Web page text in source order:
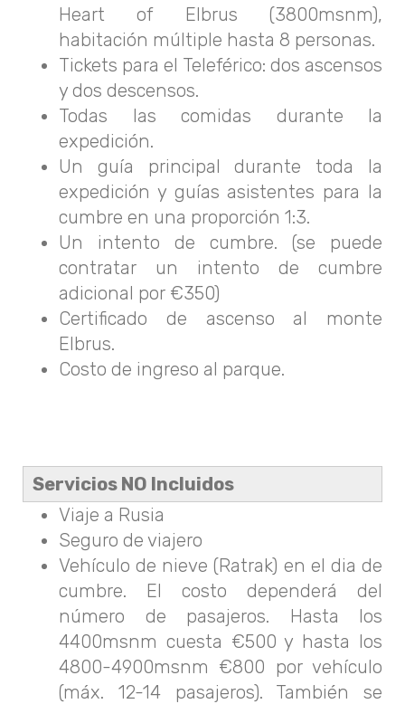
Heart of Elbrus (3800msnm),
habitación múltiple hasta 8 personas.
Tickets para el Teleférico: dos ascensos
y dos descensos.
Todas las comidas durante la
expedición.
Un guía principal durante toda la
expedición y guías asistentes para la
cumbre en una proporción 1:3.
Un intento de cumbre. (se puede
contratar un intento de cumbre
adicional por €350)
Certificado de ascenso al monte
Elbrus.
Costo de ingreso al parque.
Servicios NO Incluidos
Viaje a Rusia
Seguro de viajero
Vehículo de nieve (Ratrak) en el dia de
cumbre. El costo dependerá del
número de pasajeros. Hasta los
4400msnm cuesta €500 y hasta los
4800-4900msnm €800 por vehículo
(máx. 12-14 pasajeros). También se